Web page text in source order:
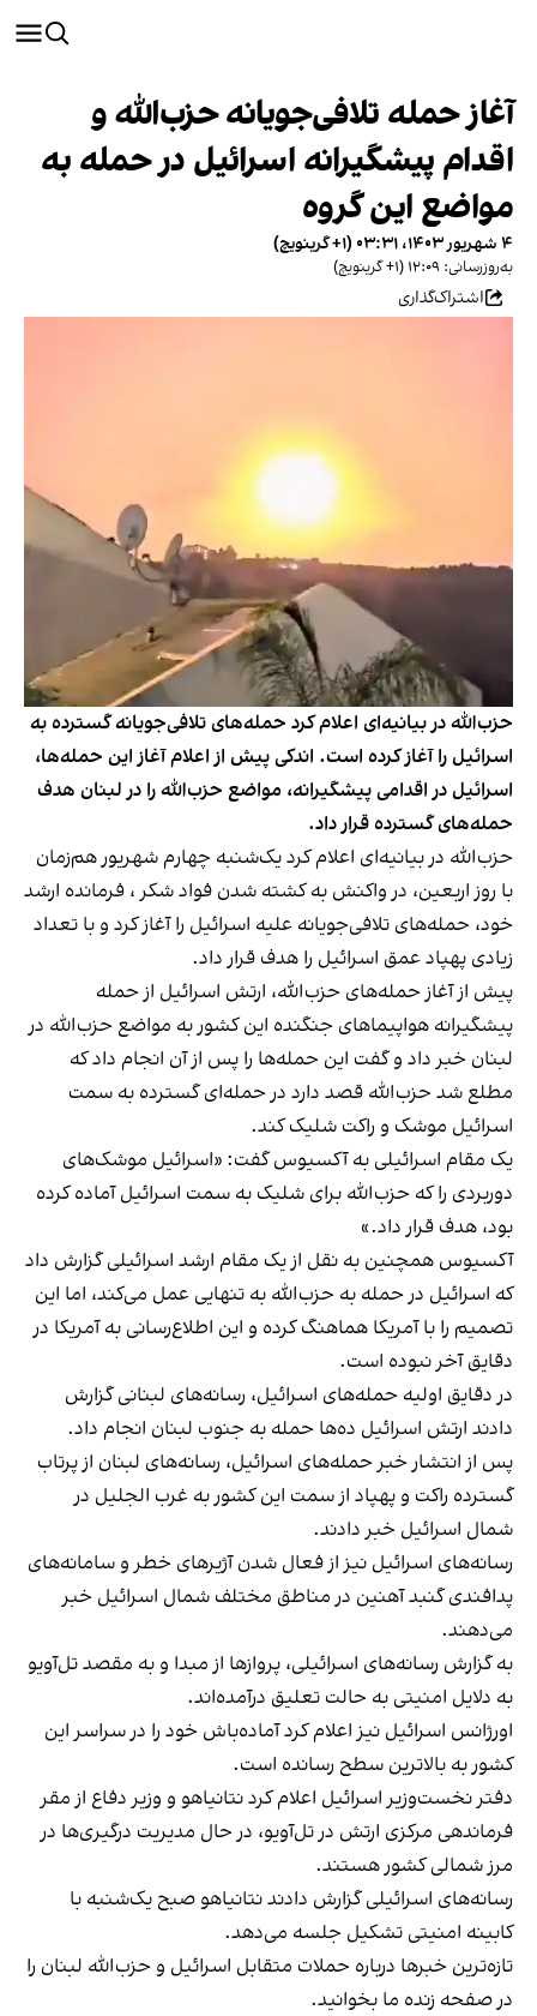
آغاز حمله تلافی‌جویانه حزب‌الله و
اقدام پیشگیرانه اسرائیل در حمله به
مواضع این گروه
۴ شهریور ۱۴۰۳، ۰۳:۳۱ (‎+۱ گرینویچ)
به‌روزرسانی: ۱۲:۰۹ (‎+۱ گرینویچ)
اشتراک‌گذاری
حزب‌الله در بیانیه‌ای اعلام کرد حمله‌های تلافی‌جویانه گسترده به
اسرائیل را آغاز کرده است. اندکی پیش از اعلام آغاز این حمله‌ها،
اسرائیل در اقدامی پیشگیرانه، مواضع حزب‌الله را در لبنان هدف
حمله‌های گسترده قرار داد.
حزب‌الله در بیانیه‌ای اعلام کرد یک‌شنبه چهارم شهریور هم‌زمان
با روز اربعین، در واکنش به کشته شدن فواد شکر ، فرمانده ارشد
خود، حمله‌های تلافی‌جویانه علیه اسرائیل را آغاز کرد و با تعداد
زیادی پهپاد عمق اسرائیل را هدف قرار داد.
پیش از آغاز حمله‌های حزب‌الله، ارتش اسرائیل از حمله
پیشگیرانه هواپیماهای جنگنده این کشور به مواضع حزب‌الله در
لبنان خبر داد و گفت این حمله‌ها را پس از آن انجام داد که
مطلع شد حزب‌الله قصد دارد در حمله‌ای گسترده به سمت
اسرائیل موشک و راکت شلیک کند.
یک مقام اسرائیلی به آکسیوس گفت: «اسرائیل موشک‌های
دوربردی را که حزب‌الله برای شلیک به سمت اسرائیل آماده کرده
بود، هدف قرار داد.»
آکسیوس همچنین به نقل از یک مقام ارشد اسرائیلی گزارش داد
که اسرائیل در حمله به حزب‌الله به تنهایی عمل می‌کند، اما این
تصمیم را با آمریکا هماهنگ کرده و این اطلاع‌رسانی به آمریکا در
دقایق آخر نبوده است.
در دقایق اولیه حمله‌های اسرائیل، رسانه‌های لبنانی گزارش
دادند ارتش اسرائیل ده‌ها حمله به جنوب لبنان انجام داد.
پس از انتشار خبر حمله‌های اسرائیل، رسانه‌های لبنان از پرتاب
گسترده راکت و پهپاد از سمت این کشور به غرب الجلیل در
شمال اسرائیل خبر دادند.
رسانه‌های اسرائیل نیز از فعال شدن آژیرهای خطر و سامانه‌های
پدافندی گنبد آهنین در مناطق مختلف شمال اسرائیل خبر
می‌دهند.
به گزارش رسانه‌های اسرائیلی، پروازها از مبدا و به مقصد تل‌آویو
به دلایل امنیتی به حالت تعلیق درآمده‌اند.
اورژانس اسرائیل نیز اعلام کرد آماده‌باش خود را در سراسر این
کشور به بالاترین سطح رسانده است.
دفتر نخست‌وزیر اسرائیل اعلام کرد نتانیاهو و وزیر دفاع از مقر
فرماندهی مرکزی ارتش در تل‌آویو، در حال مدیریت درگیری‌ها در
مرز شمالی کشور هستند.
رسانه‌های اسرائیلی گزارش دادند نتانیاهو صبح یک‌شنبه با
کابینه امنیتی تشکیل جلسه می‌دهد.
تازه‌ترین خبرها درباره حملات متقابل اسرائیل و حزب‌الله لبنان را
در صفحه زنده ما بخوانید.